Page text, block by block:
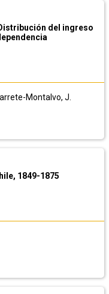
del ingreso
Montalvo, J.
1849-1875